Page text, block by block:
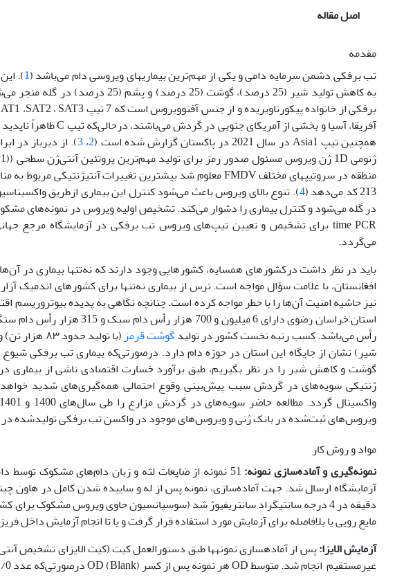
اصل مقاله
مقدمه
تب برفکی دشمن سرمایه دامی و یکی از مهم‌ترین بیماری­های ویروسی دام می‌باشد (1
).
آفریقا، آسیا و بخشی از آمریکای جنوبی در گردش می‌باشند، در‌حالی‌که تیپ C ظاهراً ناپدید شده است (
همچنین تیپ Asia1 در سال 2021 در پاکستان گزارش شده است (
2،3
213 کد‌ می‌دهد (
4). تنوع بالای ویروس باعث‌ می‌شود کنترل این بیماری از‌طریق
می‌گردد.
باید در نظر داشت درکشورهای همسایه، کشورهایی وجود دارند که نه‌تنها بیماری در
افغانستان، با علامت سؤال مواجه است. ترس از بیماری نه‌تنها برای کشورهای اندمیک
نیز حاشیه امنیت آن‌ها را با خطر مواجه کرده است. چنانچه نگاهی به پدیده
رأس‌ می‌باشد. کسب رتبه نخست کشور در تولیدگوشت قرمز(با تولید حدود ۸۳ هزار تن) و مقام سوم در تولید
ژنتیکی سویه‌های در گردش سبب پیش‌بینی وقوع احتمالی همه‌گیری‌های شدید
ویروس‌های ثبت‌شده در بانک ژنی و ویروس‌های موجود در واکسن تب برفکی تولید‌شده
مواد و روش کار
نمونه‌گیری و آماده‌سازی نمونه:
مایع رویی یا بلافاصله برای آزمایش مورد استفاده قرار گرفت و یا تا انجام آزمایش داخل فریزر 70- درجه سانتی گراد نگهداری
آزمایش الایزا:
غیر‌مستقیم انجام شد. متوسط OD هر نمونه پس از کسر OD (Blank) در‌صورتی‌که عدد 1/0 یا بیشتر بود نمونه مثبت تلقی گردید.